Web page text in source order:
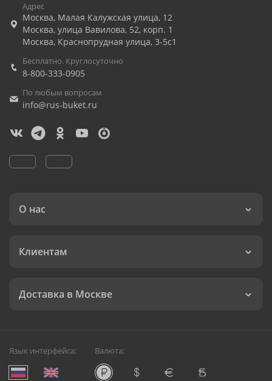
Адрес
Москва, Малая Калужская улица, 12
Москва, улица Вавилова, 52, корп. 1
Москва, Краснопрудная улица, 3-5с1
Бесплатно. Круглосуточно
8-800-333-0905
По любым вопросам
info@rus-buket.ru
О нас
Клиентам
Доставка в Москве
Язык интерфейса: Валюта: